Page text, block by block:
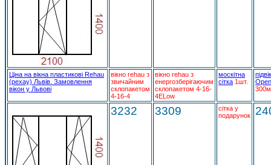
Ціна на вікна пластикові Rehau
(рехау) Львів. Замовлення
вікон у Львові
вікно rehau з
звичайним
склопакетом
4-16-4
вікно rehau з
енергозберігаючим
склопакетом 4-16-
4ELow
москітна
сітка 1шт.
3232 3309
сітка у
подарунок